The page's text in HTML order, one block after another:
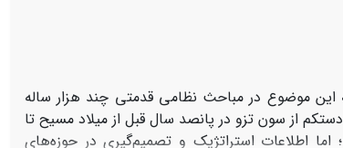
موضوع در مباحث نظامی قدمتی چند هزار ساله
از سون تزو در پانصد سال قبل از میلاد مسیح تا
اطلاعات استراتژیک و تصمیم‌گیری در حوزه‌های